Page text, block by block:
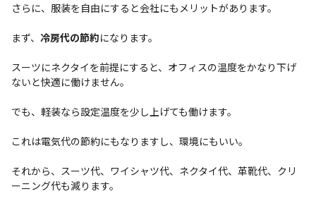
さらに、服装を自由にすると会社にもメリットがあります。
まず、 冷房代の節約になります。
スーツにネクタイを前提にすると、オフィスの温度をかなり下げ
ないと快適に働けません。
でも、軽装なら設定温度を少し上げても働けます。
これは電気代の節約にもなりますし、環境にもいい。
それから、スーツ代、ワイシャツ代、ネクタイ代、革靴代、クリ
ーニング代も減ります。